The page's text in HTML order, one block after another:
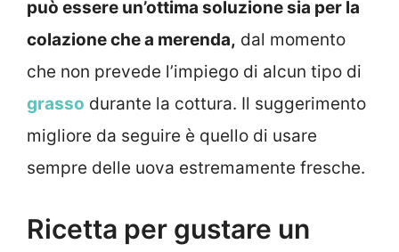
può essere un’ottima soluzione sia per la
colazione che a merenda, dal momento
che non prevede l’impiego di alcun tipo di
grasso durante la cottura. Il suggerimento
migliore da seguire è quello di usare
sempre delle uova estremamente fresche.
Ricetta per gustare un